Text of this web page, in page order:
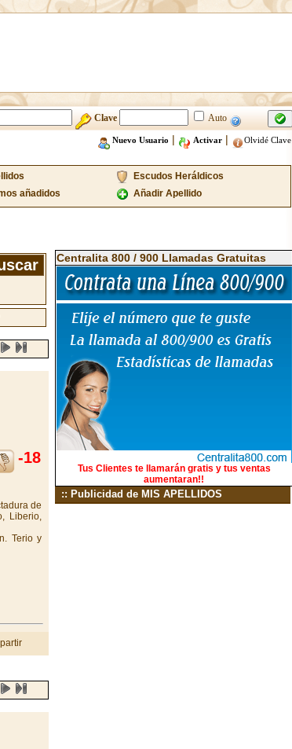
Clave Auto
Nuevo Usuario | Activar| Olvidé Clave
Escudos Heráldicos
añadidos Añadir Apellido
-18
de
Liberio,
Terio y
Centralita 800 / 900 Llamadas Gratuitas
Tus Clientes te llamarán gratis y tus ventas
aumentaran!!
:: Publicidad de MIS APELLIDOS